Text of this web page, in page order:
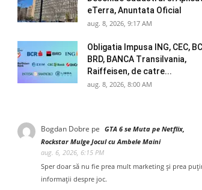
eTerra, Anuntata Oficial
aug. 8, 2026, 9:17 AM
Obligatia Impusa ING, CEC,
BRD, BANCA Transilvania,
Raiffeisen, de catre...
aug. 8, 2026, 8:00 AM
Bogdan Dobre pe GTA 6 se Muta pe Netflix,
Rockstar Mulge Jocul cu Ambele Maini
aug. 6, 2026, 6:15 PM
Sper doar să nu fie prea mult marketing și prea
informații despre joc.